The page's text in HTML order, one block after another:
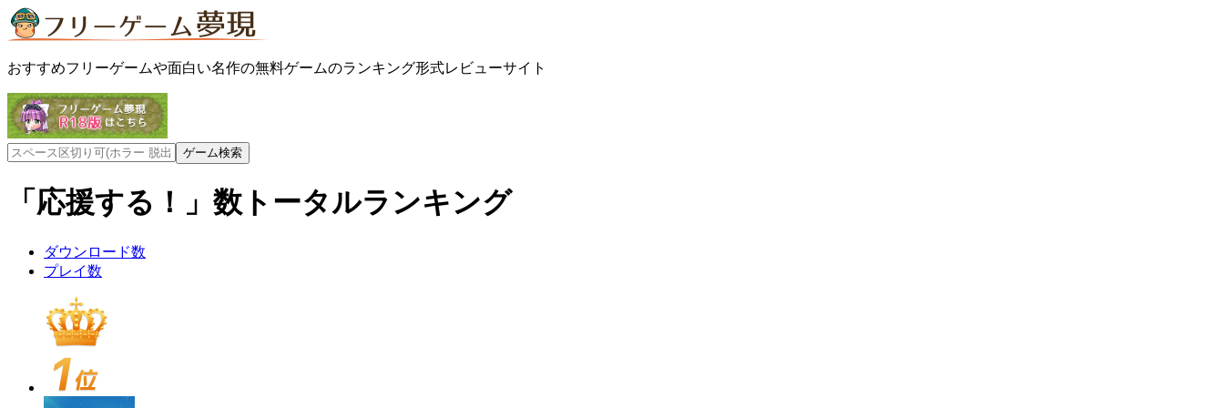
おすすめフリーゲームや面白い名作の無料ゲームのランキング形式レビューサイト
「応援する！」数 トータルランキング
ダウンロード数
プレイ数